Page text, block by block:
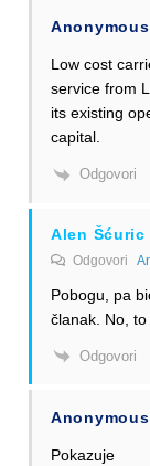
Anonymous
Low cost
service from
its existing
capital.
Odgovori
Alen Šćuric
Odgovori
Pobogu, pa
članak. No,
Odgovori
Anonymous
Pokazuje